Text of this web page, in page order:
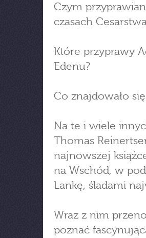
Czym
czasach
Które przyprawy
Edenu?
Co znajdowało
Na te i wiele
Thomas
najnowszej
na Wschód, w
Lankę, śladami
Wraz z nim
poznać